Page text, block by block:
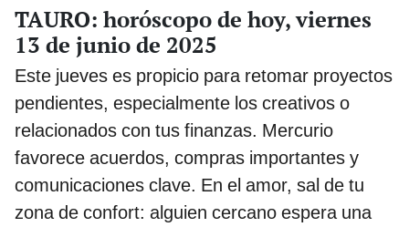
TAURO: horóscopo de hoy, viernes
13 de junio de 2025
Este jueves es propicio para retomar proyectos
pendientes, especialmente los creativos o
relacionados con tus finanzas. Mercurio
favorece acuerdos, compras importantes y
comunicaciones clave. En el amor, sal de tu
zona de confort: alguien cercano espera una